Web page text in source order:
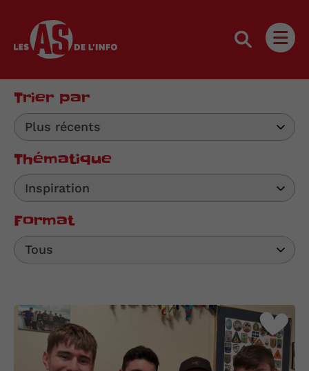
Les as de l'info
Trier par
Plus récents
Thématique
Inspiration
Format
Tous